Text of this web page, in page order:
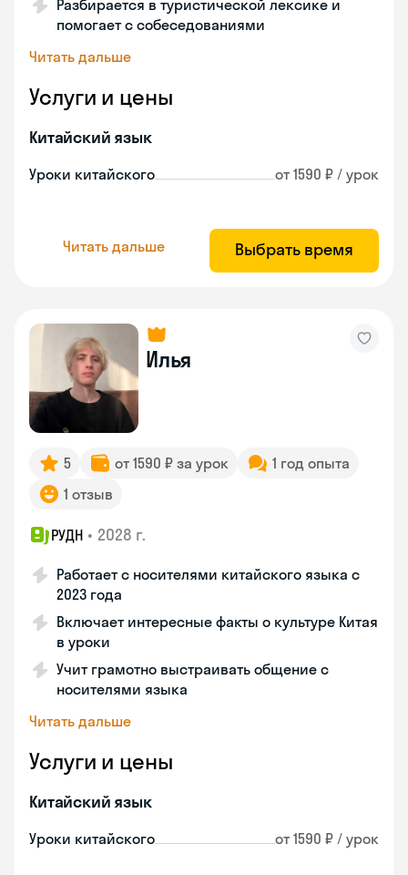
Разбирается в туристической лексике и
помогает с собеседованиями
Читать дальше
Услуги и цены
Китайский язык
Уроки китайского от 1590 ₽ / урок
Читать дальше Выбрать время
Илья
5 от 1590 ₽ за урок
1 год опыта
1 отзыв
РУДН • 2028 г.
Работает с носителями китайского языка с
2023 года
Включает интересные факты о культуре Китая
в уроки
Учит грамотно выстраивать общение с
носителями языка
Читать дальше
Услуги и цены
Китайский язык
Уроки китайского от 1590 ₽ / урок